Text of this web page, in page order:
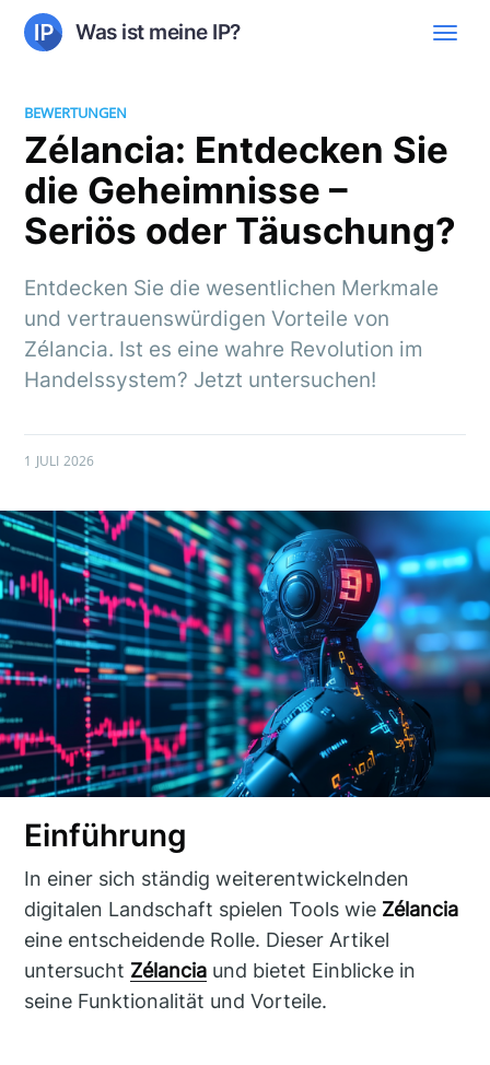
Was ist meine IP?
BEWERTUNGEN
Zélancia: Entdecken Sie
die Geheimnisse –
Seriös oder Täuschung?
Entdecken Sie die wesentlichen Merkmale
und vertrauenswürdigen Vorteile von
Zélancia. Ist es eine wahre Revolution im
Handelssystem? Jetzt untersuchen!
1 JULI 2026
Einführung
In einer sich ständig weiterentwickelnden
digitalen Landschaft spielen Tools wie Zélancia
eine entscheidende Rolle. Dieser Artikel
untersucht Zélancia und bietet Einblicke in
seine Funktionalität und Vorteile.